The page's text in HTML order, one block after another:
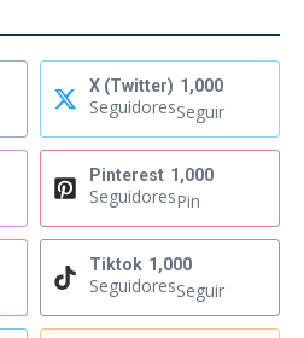
X (Twitter) 1,000
SeguidoresSeguir
Pinterest 1,000
SeguidoresPin
Tiktok 1,000
SeguidoresSeguir